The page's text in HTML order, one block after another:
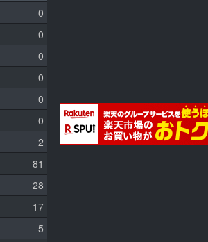
0
0
0
0
0
0
2
81
28
17
5